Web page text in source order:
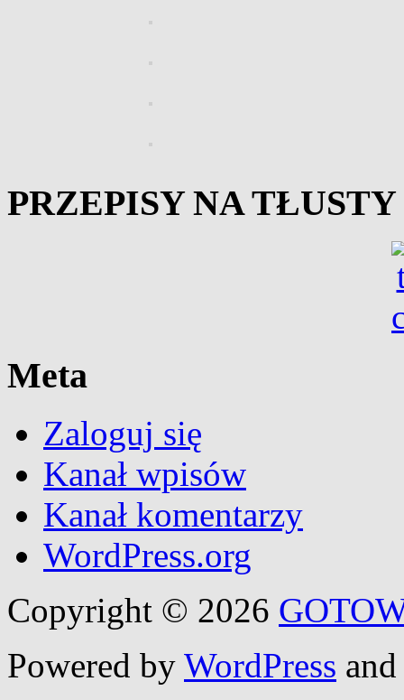
PRZEPISY NA
Meta
Zaloguj się
Kanał wpisów
Kanał komentarzy
WordPress.org
Copyright © 2026
Powered by WordPress